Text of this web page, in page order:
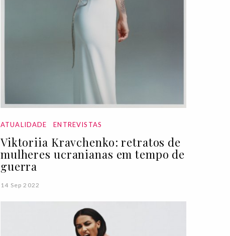
ATUALIDADE ENTREVISTAS
Viktoriia Kravchenko: retratos de
mulheres ucranianas em tempo de
guerra
14 Sep 2022